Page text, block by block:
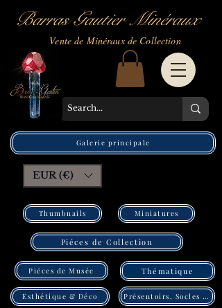
Vente de Minéraux de Collection
Barras Gautier Minéraux
Thumbnails
Piéces de Collection
Piéces de Musée
Miniatures
Galerie principale
Thématique
Esthétique & Déco
EUR (€)